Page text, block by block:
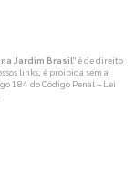
Jardim Brasil" é de direito
links, é proibida sem a
184 do Código Penal – Lei